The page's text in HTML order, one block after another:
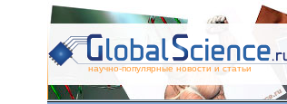
научно-популярные новости и статьи